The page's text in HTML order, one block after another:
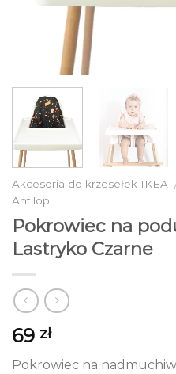
Akcesoria do krzesełek IKEA
Antilop
Pokrowiec na
Lastryko Czarne
69 zł
Pokrowiec na